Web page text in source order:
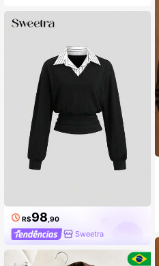
R$98 ,90
Sweetra